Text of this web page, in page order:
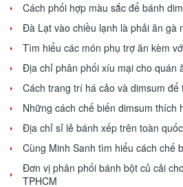
Cách phối hợp màu sắc để bánh
Đà Lạt vào chiều lạnh là phải ăn gà
Tìm hiểu các món phụ trợ ăn kèm
Địa chỉ phân phối xíu mại cho quán
Cách trang trí há cảo và dimsum để
Những cách chế biến dimsum thích
Địa chỉ sỉ lẻ bánh xếp trên toàn
Cùng Minh Sanh tìm hiểu cách chế
Đơn vị phân phối bánh bột củ cải
TPHCM